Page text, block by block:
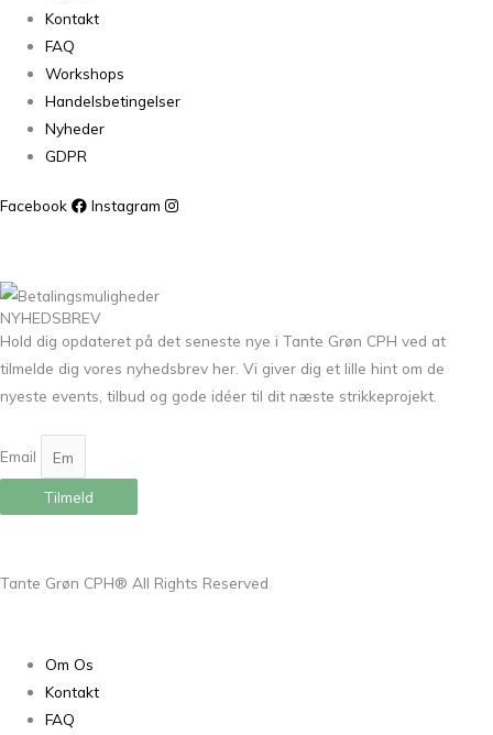
Kontakt
FAQ
Workshops
Handelsbetingelser
Nyheder
GDPR
Facebook Instagram
NYHEDSBREV
Hold dig opdateret på det seneste nye i Tante Grøn CPH ved at
tilmelde dig vores nyhedsbrev her. Vi giver dig et lille hint om de
nyeste events, tilbud og gode idéer til dit næste strikkeprojekt.
Email
Tilmeld
Tante Grøn CPH® All Rights Reserved
Om Os
Kontakt
FAQ